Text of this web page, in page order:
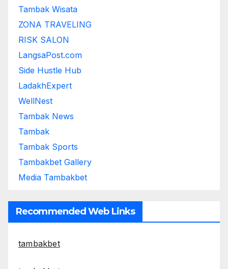
Tambak Wisata
ZONA TRAVELING
RISK SALON
LangsaPost.com
Side Hustle Hub
LadakhExpert
WellNest
Tambak News
Tambak
Tambak Sports
Tambakbet Gallery
Media Tambakbet
Recommended Web Links
tambakbet